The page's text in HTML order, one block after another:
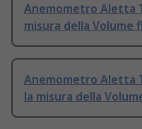
Anemometro Aletta
misura della Volume
Anemometro Aletta
la misura della